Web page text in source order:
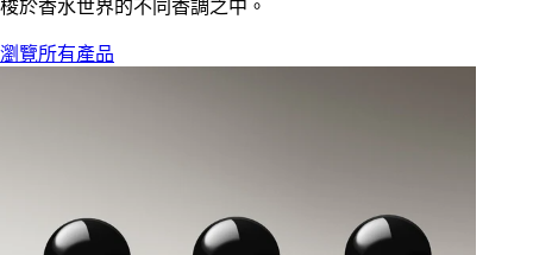
梭於香水世界的不同香調之中。
瀏覽所有產品